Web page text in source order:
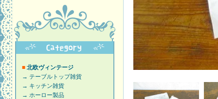
■ 北欧ヴィンテージ
→ テーブルトップ雑貨
→ キッチン雑貨
→ ホーロー製品